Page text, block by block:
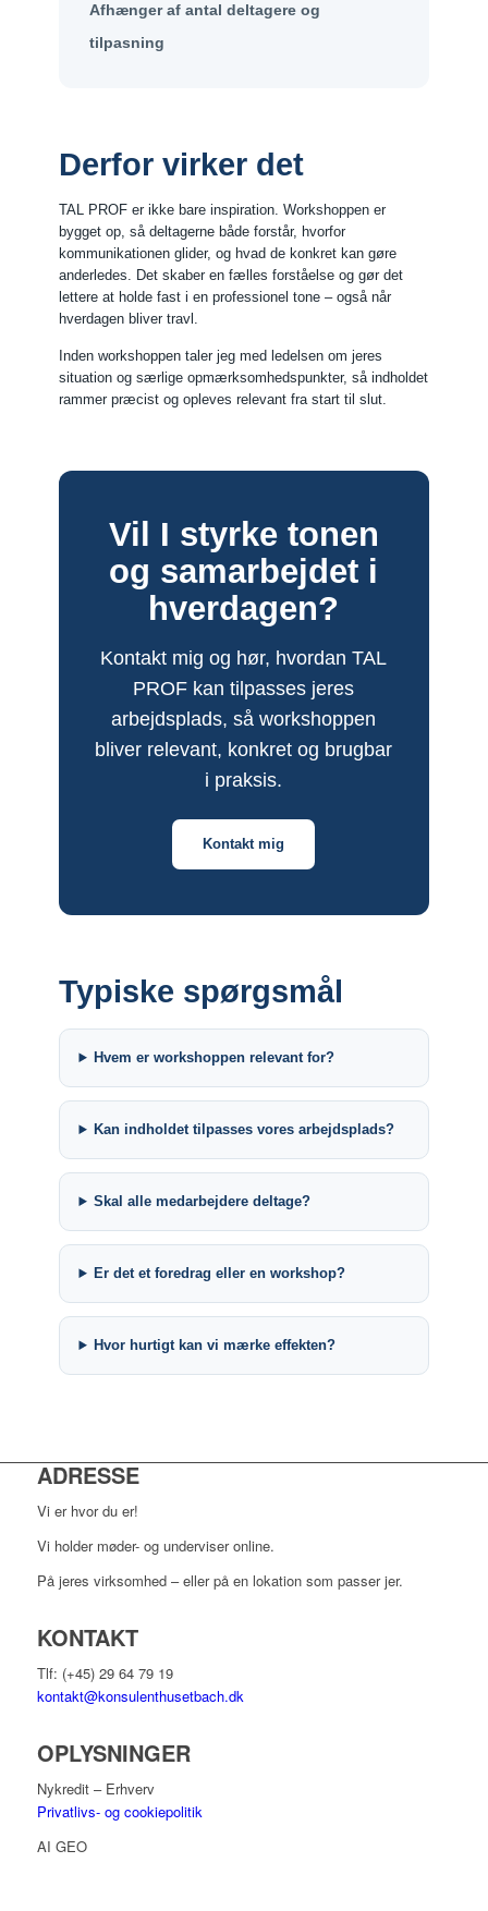
Afhænger af antal deltagere og
tilpasning
Derfor virker det
TAL PROF er ikke bare inspiration. Workshoppen er
bygget op, så deltagerne både forstår, hvorfor
kommunikationen glider, og hvad de konkret kan gøre
anderledes. Det skaber en fælles forståelse og gør det
lettere at holde fast i en professionel tone – også når
hverdagen bliver travl.
Inden workshoppen taler jeg med ledelsen om jeres
situation og særlige opmærksomhedspunkter, så indholdet
rammer præcist og opleves relevant fra start til slut.
Vil I styrke tonen
og samarbejdet i
hverdagen?
Kontakt mig og hør, hvordan TAL
PROF kan tilpasses jeres
arbejdsplads, så workshoppen
bliver relevant, konkret og brugbar
i praksis.
Kontakt mig
Typiske spørgsmål
Hvem er workshoppen relevant for?
Kan indholdet tilpasses vores arbejdsplads?
Skal alle medarbejdere deltage?
Er det et foredrag eller en workshop?
Hvor hurtigt kan vi mærke effekten?
ADRESSE
Vi er hvor du er!
Vi holder møder- og underviser online.
På jeres virksomhed – eller på en lokation som passer jer.
KONTAKT
Tlf: (+45) 29 64 79 19
kontakt@konsulenthusetbach.dk
OPLYSNINGER
Nykredit – Erhverv
Privatlivs- og cookiepolitik
AI GEO